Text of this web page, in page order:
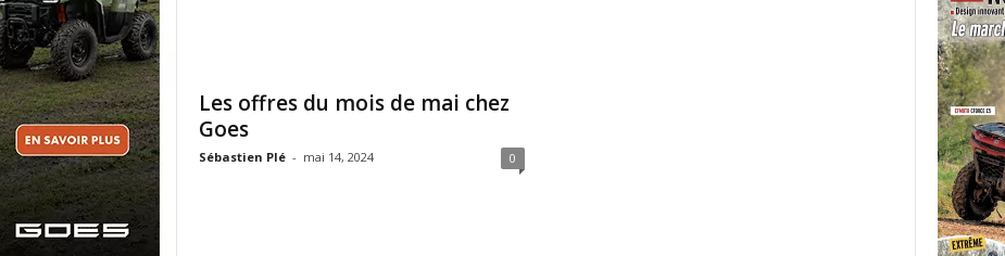
Les offres du mois de mai chez
Goes
Sébastien Plé - mai 14, 2024 0